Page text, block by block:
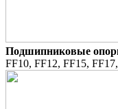
Подшипниковые
FF10, FF12, FF15,